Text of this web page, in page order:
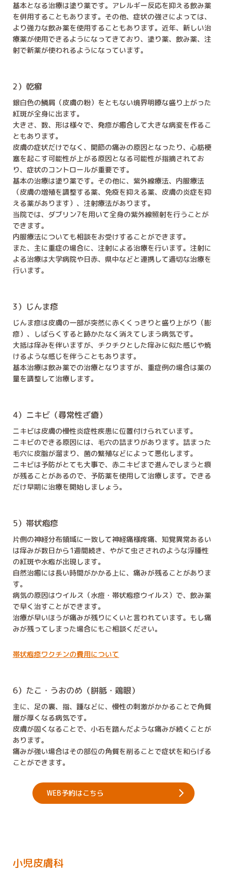
基本となる治療は塗り薬です。アレルギー反応を抑える飲み薬
を併用することもあります。その他、症状の強さによっては、
より強力な飲み薬を使用することもあります。近年、新しい治
療薬が使用できるようになってきており、塗り薬、飲み薬、注
射で新薬が使われるようになっています。
2）乾癬
銀白色の鱗屑（皮膚の粉）をともない境界明瞭な盛り上がった
紅斑が全身に出ます。
大きさ、数、形は様々で、発疹が癒合して大きな病変を作るこ
ともあります。
皮膚の症状だけでなく、関節の痛みの原因となったり、心筋梗
塞を起こす可能性が上がる原因となる可能性が指摘されてお
り、症状のコントロールが重要です。
基本の治療は塗り薬です。その他に、紫外線療法、内服療法
（皮膚の増殖を調整する薬、免疫を抑える薬、皮膚の炎症を抑
える薬があります）、注射療法があります。
当院では、ダブリン7を用いて全身の紫外線照射を行うことが
できます。
内服療法についても相談をお受けすることができます。
また、主に重症の場合に、注射による治療を行います。注射に
よる治療は大学病院や日赤、県中などと連携して適切な治療を
行います。
3）じんま疹
じんま疹は皮膚の一部が突然に赤くくっきりと盛り上がり（膨
疹）、しばらくすると跡かたなく消えてしまう病気です。
大抵は痒みを伴いますが、チクチクとした痒みに似た感じや焼
けるような感じを伴うこともあります。
基本治療は飲み薬での治療となりますが、重症例の場合は薬の
量を調整して治療します。
4）ニキビ（尋常性ざ瘡）
ニキビは皮膚の慢性炎症性疾患に位置付けられています。
ニキビのできる原因には、毛穴の詰まりがあります。詰まった
毛穴に皮脂が溜まり、菌の繁殖などによって悪化します。
ニキビは予防がとても大事で、赤ニキビまで進んでしまうと痕
が残ることがあるので、予防薬を使用して治療します。できる
だけ早期に治療を開始しましょう。
5）帯状疱疹
片側の神経分布領域に一致して神経痛様疼痛、知覚異常あるい
は痒みが数日から1週間続き、やがて虫さされのような浮腫性
の紅斑や水疱が出現します。
自然治癒には長い時間がかかる上に、痛みが残ることがありま
す。
病気の原因はウイルス（水痘・帯状疱疹ウイルス）で、飲み薬
で早く治すことができます。
治療が早いほうが痛みが残りにくいと言われています。もし痛
みが残ってしまった場合にもご相談ください。
帯状疱疹ワクチンの費用について
6）たこ・うおのめ（胼胝・鶏眼）
主に、足の裏、指、踵などに、慢性の刺激がかかることで角質
層が厚くなる病気です。
皮膚が固くなることで、小石を踏んだような痛みが続くことが
あります。
痛みが強い場合はその部位の角質を削ることで症状を和らげる
ことができます。
WEB予約はこちら
小児皮膚科